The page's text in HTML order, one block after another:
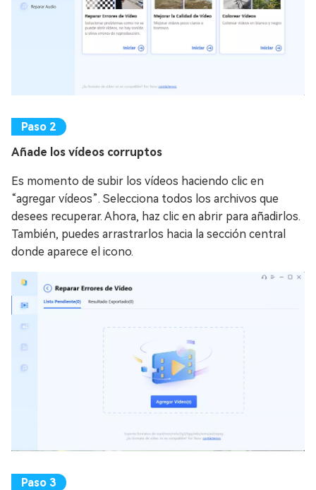
Añade los vídeos corruptos
Es momento de subir los vídeos haciendo clic en
“agregar vídeos”. Selecciona todos los archivos que
desees recuperar. Ahora, haz clic en abrir para añadirlos.
También, puedes arrastrarlos hacia la sección central
donde aparece el icono.